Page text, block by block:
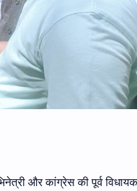
और कांग्रेस की पूर्व विधायक